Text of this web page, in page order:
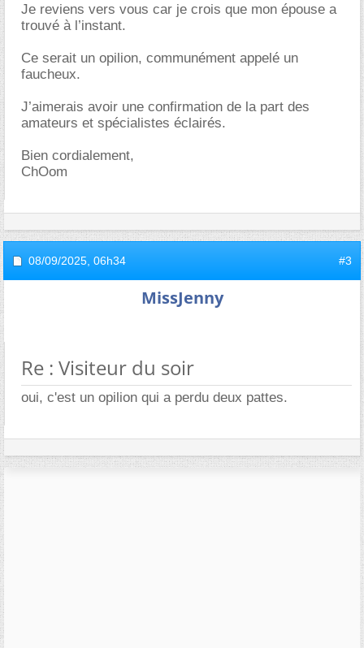
Je reviens vers vous car je crois que mon épouse a
trouvé à l’instant.
Ce serait un opilion, communément appelé un
faucheux.
J’aimerais avoir une confirmation de la part des
amateurs et spécialistes éclairés.
Bien cordialement,
ChOom
08/09/2025, 06h34 #3
MissJenny
Re : Visiteur du soir
oui, c'est un opilion qui a perdu deux pattes.